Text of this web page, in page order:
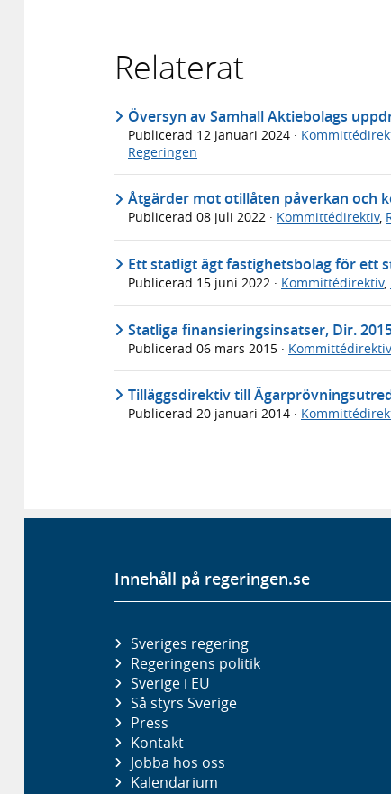
Relaterat
Översyn av Samhall Aktiebolags
Publicerad 12 januari 2024 ·
Regeringen
Åtgärder mot otillåten påverkan och
Publicerad 08 juli 2022 · Kommittédirektiv,
Ett statligt ägt fastighetsbolag för ett
Publicerad 15 juni 2022 · Kommittédirektiv,
Statliga finansieringsinsatser, Dir.
Publicerad 06 mars 2015 · Kommittédirektiv
Tilläggsdirektiv till
Publicerad 20 januari 2014 ·
Innehåll på regeringen.se
Sveriges regering
Regeringens politik
Sverige i EU
Så styrs Sverige
Press
Kontakt
Jobba hos oss
Kalendarium